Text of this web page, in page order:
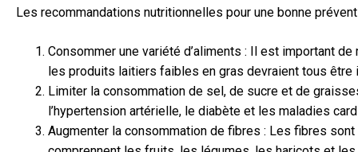
Les recommandations nutritionnelles pour une bonne
Consommer une variété d’aliments : Il est important
les produits laitiers faibles en gras devraient tous être
Limiter la consommation de sel, de sucre et de
l’hypertension artérielle, le diabète et les maladies
Augmenter la consommation de fibres : Les fibres